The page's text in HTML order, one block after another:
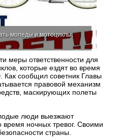
мопеды и мотоциклы,
меры ответственности для
которые ездят во время
Как сообщил советник Главы
правовой механизм
маскирующих полеты
люди выезжают
ночных тревог. Своими
страны.